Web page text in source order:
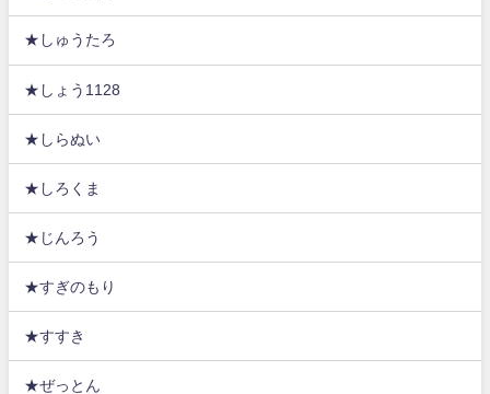
★しゅうたろ
★しょう1128
★しらぬい
★しろくま
★じんろう
★すぎのもり
★すすき
★ぜっとん